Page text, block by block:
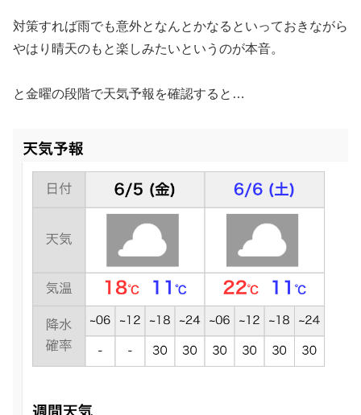
対策すれば雨でも意外となんとかなるといっておきながら
やはり晴天のもと楽しみたいというのが本音。
と金曜の段階で天気予報を確認すると…